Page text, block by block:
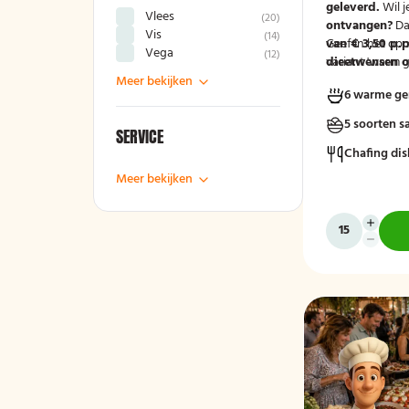
Vlees (20)
Vis (14)
Vega (12)
Meer bekijken
SERVICE
Meer bekijken
geleverd.Wil
ontvangen?
van € 3,50
variant 'warm
Geef in het
dieetwensen
mee kunnen
6 warme
5 soorten
Chafing